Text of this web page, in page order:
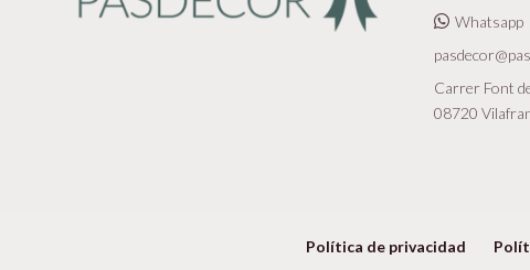
Whatsapp
Carrer Font
08720
Política de privacidad